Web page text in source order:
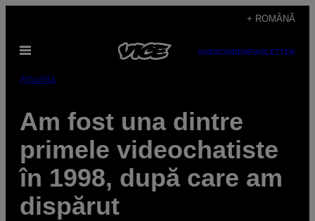
content
+ ROMÂNĂ
Open
SUBSCRIBENEWSLETTER
Attualità
Am fost una dintre
primele videochatiste
în 1998, după care am
dispărut